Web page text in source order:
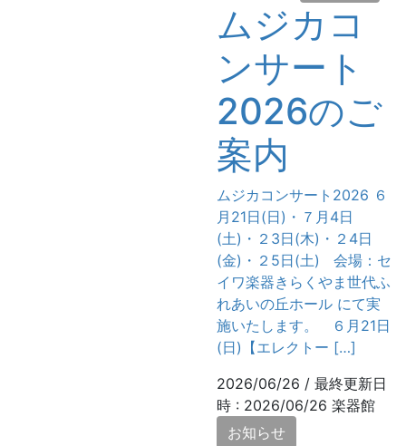
ムジカコ
ンサート
2026のご
案内
ムジカコンサート2026 ６
月21日(日)・７月4日
(土)・２3日(木)・２4日
(金)・２5日(土) 会場：セ
イワ楽器きらくやま世代ふ
れあいの丘ホール にて実
施いたします。 ６月21日
(日)【エレクトー […]
2026/06/26 / 最終更新日
時 : 2026/06/26 楽器館
お知らせ